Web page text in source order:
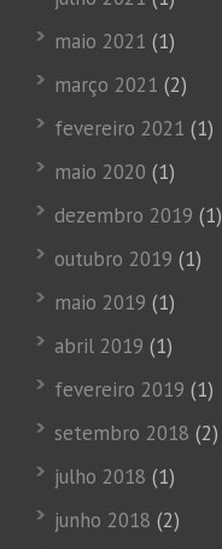
maio 2021 (1)
março 2021 (2)
fevereiro 2021 (1)
maio 2020 (1)
dezembro 2019 (1)
outubro 2019 (1)
maio 2019 (1)
abril 2019 (1)
fevereiro 2019 (1)
setembro 2018 (2)
julho 2018 (1)
junho 2018 (2)